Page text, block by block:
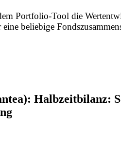
Portfolio-Tool die
beliebige
Halbzeitbilanz: